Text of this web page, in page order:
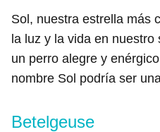
Sol, nuestra estrella más
la luz y la vida en
un perro alegre y
nombre Sol podría ser
Betelgeuse